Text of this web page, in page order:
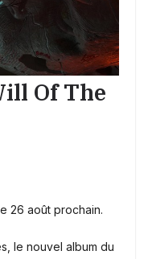
Of The
26 août prochain.
le nouvel album du